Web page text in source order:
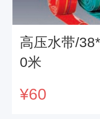
高压水带/
0米
¥60